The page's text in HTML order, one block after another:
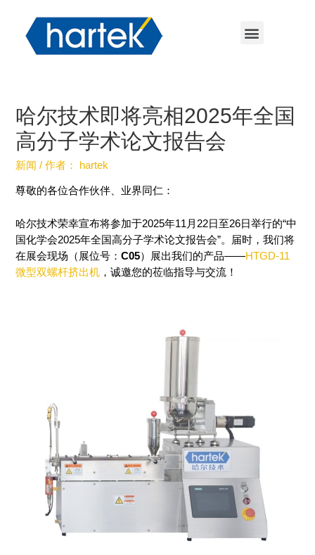
哈尔技术即将亮相2025年全国
高分子学术论文报告会
新闻 / 作者： hartek
尊敬的各位合作伙伴、业界同仁：
哈尔技术荣幸宣布将参加于2025年11月22日至26日举行的“中
国化学会2025年全国高分子学术论文报告会”。届时，我们将
在展会现场（展位号：C05）展出我们的产品——HTGD-11
微型双螺杆挤出机 ，诚邀您的莅临指导与交流！